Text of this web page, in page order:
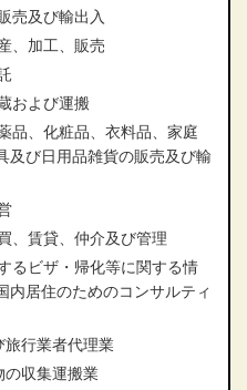
売及び輸出入
、加工、販売
および運搬
品、化粧品、衣料品、家庭
及び日用品雑貨の販売及び輸
、賃貸、仲介及び管理
るビザ・帰化等に関する情
内居住のためのコンサルティ
旅行業者代理業
の収集運搬業